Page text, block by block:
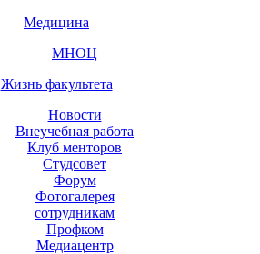
Медицина
МНОЦ
Жизнь факультета
Новости
Внеучебная работа
Клуб менторов
Студсовет
Форум
Фотогалерея
сотрудникам
Профком
Медиацентр